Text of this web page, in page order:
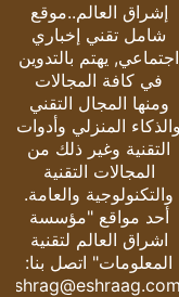
إشراق العالم..موقع
شامل تقني إخباري
اجتماعي, يهتم بالتدوين
في كافة المجالات
ومنها المجال التقني
والذكاء المنزلي وأدوات
التقنية وغير ذلك من
المجالات التقنية
والتكنولوجية والعامة.
أحد مواقع "مؤسسة
اشراق العالم لتقنية
المعلومات" اتصل بنا:
eshrag@eshraag.com